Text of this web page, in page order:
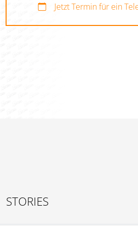
Jetzt Termin für ein
STORIES